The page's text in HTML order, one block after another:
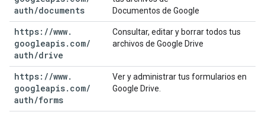
auth/documents
Documentos de Google
https: //www.
googleapis. com/
auth/drive
Consultar, editar y borrar todos tus
archivos de Google Drive
https: //www.
googleapis. com/
auth/forms
Ver y administrar tus formularios en
Google Drive.